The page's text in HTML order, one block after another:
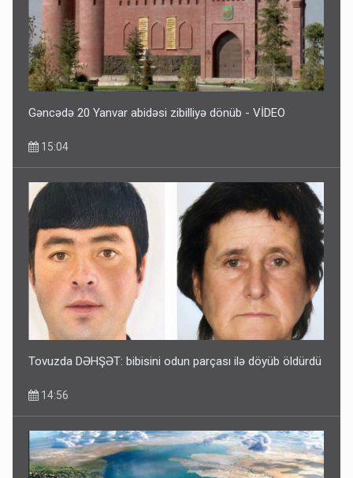
Gəncədə 20 Yanvar abidəsi zibilliyə dönüb - VİDEO
15:04
Tovuzda DƏHŞƏT: bibisini odun parçası ilə döyüb öldürdü
14:56